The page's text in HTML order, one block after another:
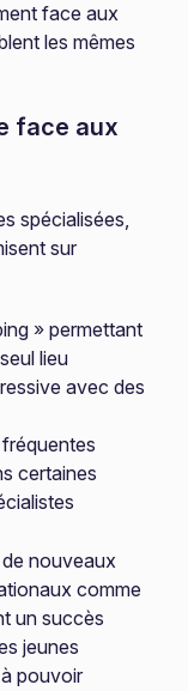
face aux
les mêmes
face aux
spécialisées,
sur
» permettant
lieu
avec des
certaines
de nouveaux
comme
un succès
jeunes
pouvoir